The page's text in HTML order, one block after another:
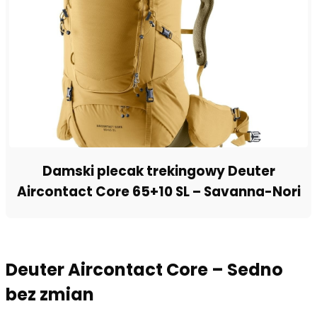
Damski plecak trekingowy Deuter
Aircontact Core 65+10 SL – Savanna-Nori
Deuter Aircontact Core – Sedno
bez zmian